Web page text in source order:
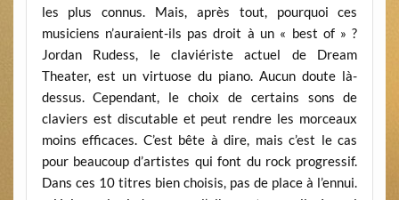
les plus connus. Mais, après tout, pourquoi ces
musiciens n’auraient-ils pas droit à un « best of » ?
Jordan Rudess, le claviériste actuel de Dream
Theater, est un virtuose du piano. Aucun doute là-
dessus. Cependant, le choix de certains sons de
claviers est discutable et peut rendre les morceaux
moins efficaces. C’est bête à dire, mais c’est le cas
pour beaucoup d’artistes qui font du rock progressif.
Dans ces 10 titres bien choisis, pas de place à l’ennui.